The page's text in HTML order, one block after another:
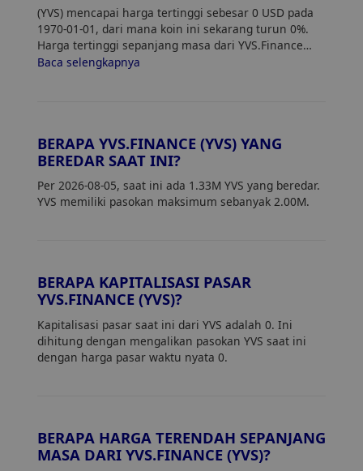
(YVS) mencapai harga tertinggi sebesar 0 USD pada
1970-01-01, dari mana koin ini sekarang turun 0%.
Harga tertinggi sepanjang masa dari YVS.Finance
(YVS) adalah 0. Harga saat ini dari YVS turun 0% dari
Baca selengkapnya
BERAPA YVS.FINANCE (YVS) YANG
BEREDAR SAAT INI?
Per 2026-08-05, saat ini ada 1.33M YVS yang beredar.
YVS memiliki pasokan maksimum sebanyak 2.00M.
BERAPA KAPITALISASI PASAR
YVS.FINANCE (YVS)?
Kapitalisasi pasar saat ini dari YVS adalah 0. Ini
dihitung dengan mengalikan pasokan YVS saat ini
dengan harga pasar waktu nyata 0.
BERAPA HARGA TERENDAH SEPANJANG
MASA DARI YVS.FINANCE (YVS)?